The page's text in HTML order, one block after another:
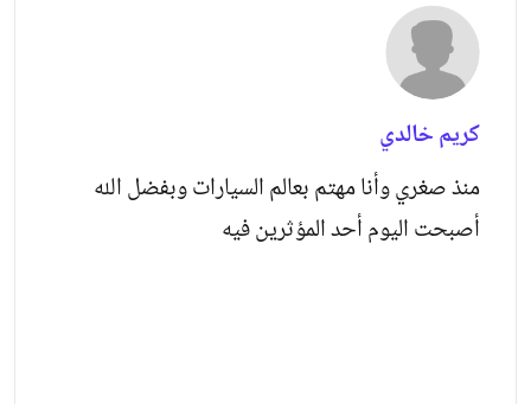
كريم خالدي
منذ صغري وأنا مهتم بعالم السيارات وبفضل الله
أصبحت اليوم أحد المؤثرين فيه